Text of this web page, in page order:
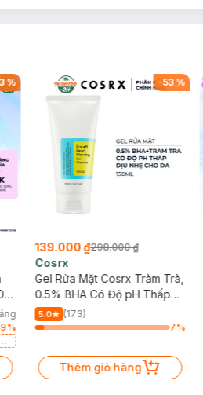
%
%
-53%
139.000 ₫298.000 ₫
Cosrx
Gel Rửa Mặt Cosrx Tràm Trà,
0.5% BHA Có Độ pH Thấp
150ml
5.0
(173)
7%
Thêm giỏ hàng